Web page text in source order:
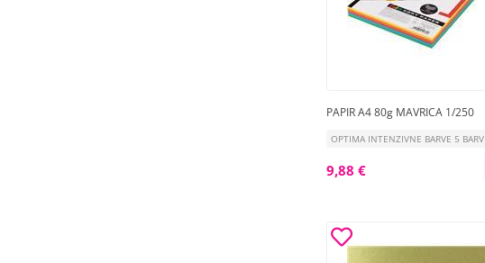
PAPIR A4 80g MAVRICA 1/250
OPTIMA INTENZIVNE BARVE 5 BARV
9,88 €